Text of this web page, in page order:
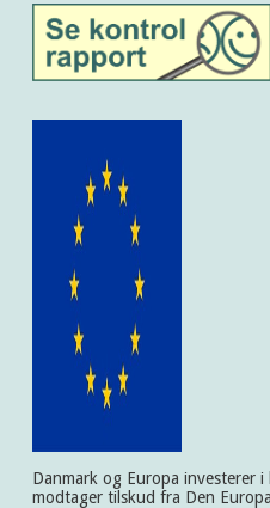
Danmark og Europa investerer
modtager tilskud fra Den